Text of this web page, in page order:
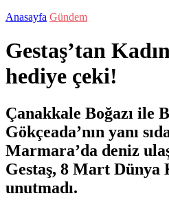
Anasayfa Gündem
Gestaş’tan
hediye çeki!
Çanakkale Boğazı ile
Gökçeada’nın yanı
Marmara’da deniz
Gestaş, 8 Mart Dünya
unutmadı.